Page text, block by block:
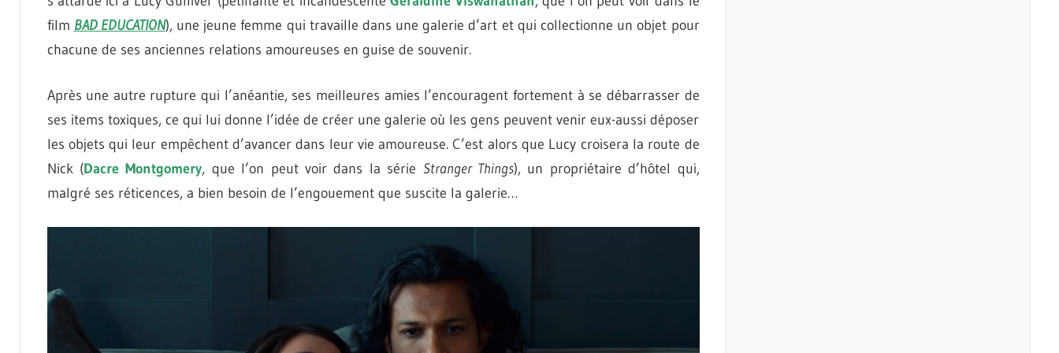
film BAD EDUCATION), une jeune femme qui travaille dans une galerie d’art et qui collectionne un objet pour
chacune de ses anciennes relations amoureuses en guise de souvenir.
Après une autre rupture qui l’anéantie, ses meilleures amies l’encouragent fortement à se débarrasser de
ses items toxiques, ce qui lui donne l’idée de créer une galerie où les gens peuvent venir eux-aussi déposer
les objets qui leur empêchent d’avancer dans leur vie amoureuse. C’est alors que Lucy croisera la route de
Nick (Dacre Montgomery, que l’on peut voir dans la série Stranger Things), un propriétaire d’hôtel qui,
malgré ses réticences, a bien besoin de l’engouement que suscite la galerie…